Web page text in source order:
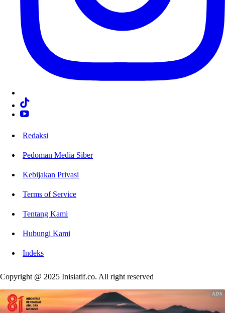
Redaksi
Pedoman Media Siber
Kebijakan Privasi
Terms of Service
Tentang Kami
Hubungi Kami
Indeks
Copyright @ 2025 Inisiatif.co. All right reserved